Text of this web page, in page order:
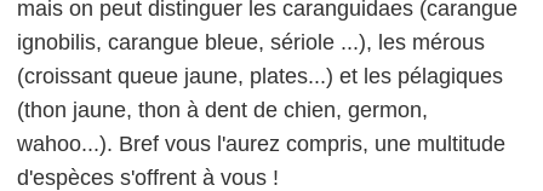
mais on peut distinguer les caranguidaes (carangue
ignobilis, carangue bleue, sériole ...), les mérous
(croissant queue jaune, plates...) et les pélagiques
(thon jaune, thon à dent de chien, germon,
wahoo...). Bref vous l'aurez compris, une multitude
d'espèces s'offrent à vous !